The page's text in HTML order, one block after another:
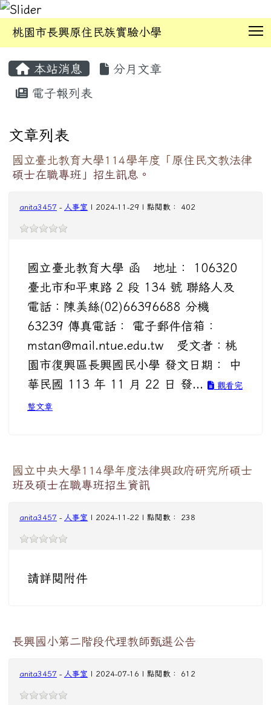
桃園市長興原住民族實驗小學
本站消息
分月文章
電子報列表
文章列表
國立臺北教育大學114學年度「原住民文教法律
碩士在職專班」招生訊息。
anita3457 - 人事室 | 2024-11-29 | 點閱數： 402
國立臺北教育大學 函 地址： 106320
臺北市和平東路 2 段 134 號 聯絡人及
電話：陳美絲(02)66396688 分機
63239 傳真電話： 電子郵件信箱：
mstan@mail.ntue.edu.tw 受文者：桃
園市復興區長興國民小學 發文日期： 中
華民國 113 年 11 月 22 日 發...
觀看完
整文章
國立中央大學114學年度法律與政府研究所碩士
班及碩士在職專班招生資訊
anita3457 - 人事室 | 2024-11-22 | 點閱數： 238
請詳閱附件
長興國小第二階段代理教師甄選公告
anita3457 - 人事室 | 2024-07-16 | 點閱數： 612